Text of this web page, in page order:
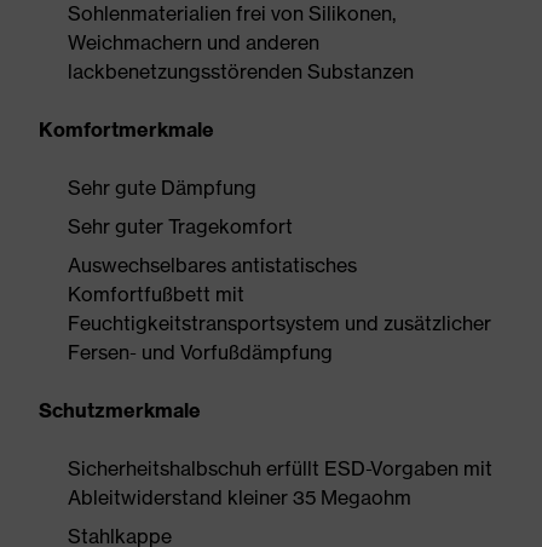
Sohlenmaterialien frei von Silikonen,
Weichmachern und anderen
lackbenetzungsstörenden Substanzen
Komfortmerkmale
Sehr gute Dämpfung
Sehr guter Tragekomfort
Auswechselbares antistatisches
Komfortfußbett mit
Feuchtigkeitstransportsystem und zusätzlicher
Fersen- und Vorfußdämpfung
Schutzmerkmale
Sicherheitshalbschuh erfüllt ESD-Vorgaben mit
Ableitwiderstand kleiner 35 Megaohm
Stahlkappe